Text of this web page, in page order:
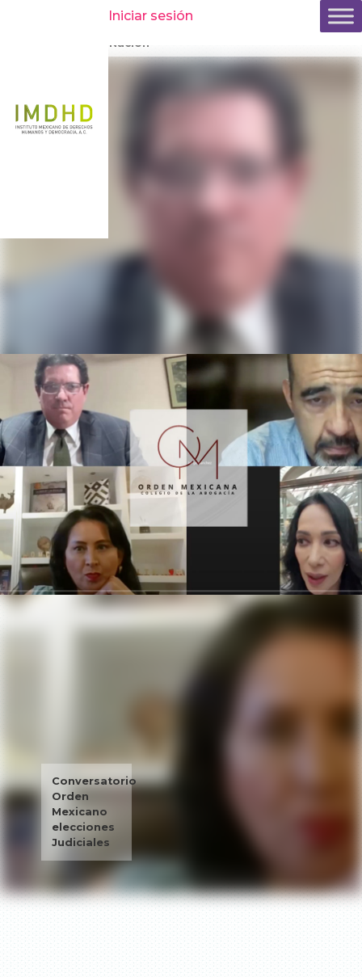
Iniciar sesión
Comunicación»Blog»Conversatorios con personas
candidatas a Ministras y Ministros de la Suprema Corte
de Justicia de la Nación
Conversatorio
Orden
Mexicano
elecciones
Judiciales